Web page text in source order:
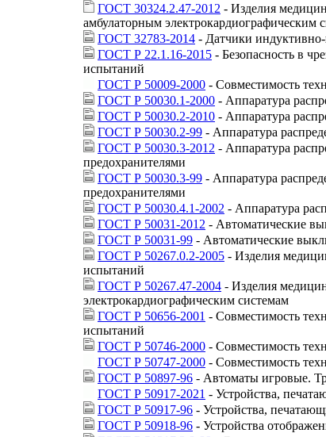
ГОСТ 30324.2.47-2012 - Изделия
амбулаторным электрокардиографическим
ГОСТ 32783-2014 - Датчики
ГОСТ Р 22.1.16-2015 - Безопасность в
испытаний
ГОСТ Р 50009-2000 - Совместимость
ГОСТ Р 50030.1-2000 - Аппаратура
ГОСТ Р 50030.2-2010 - Аппаратура
ГОСТ Р 50030.2-99 - Аппаратура
ГОСТ Р 50030.3-2012 - Аппаратура
предохранителями
ГОСТ Р 50030.3-99 - Аппаратура
предохранителями
ГОСТ Р 50030.4.1-2002 - Аппаратура
ГОСТ Р 50031-2012 - Автоматические
ГОСТ Р 50031-99 - Автоматические
ГОСТ Р 50267.0.2-2005 - Изделия
испытаний
ГОСТ Р 50267.47-2004 - Изделия
электрокардиографическим системам
ГОСТ Р 50656-2001 - Совместимость
испытаний
ГОСТ Р 50746-2000 - Совместимость
ГОСТ Р 50747-2000 - Совместимость
ГОСТ Р 50897-96 - Автоматы игровые.
ГОСТ Р 50917-2021 - Устройства,
ГОСТ Р 50917-96 - Устройства,
ГОСТ Р 50918-96 - Устройства